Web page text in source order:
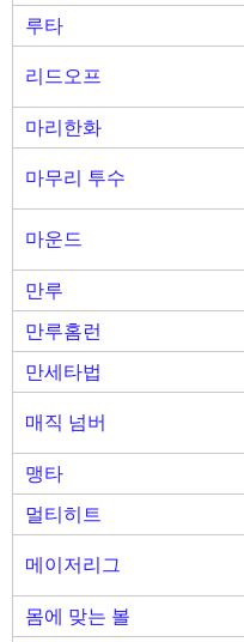
루타
리드오프
마리한화
마무리 투수
마운드
만루
만루홈런
만세타법
매직 넘버
맹타
멀티히트
메이저리그
몸에 맞는 볼